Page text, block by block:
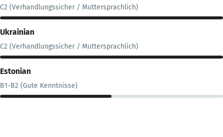
C2 (Verhandlungssicher / Muttersprachlich)
Ukrainian
C2 (Verhandlungssicher / Muttersprachlich)
Estonian
B1-B2 (Gute Kenntnisse)